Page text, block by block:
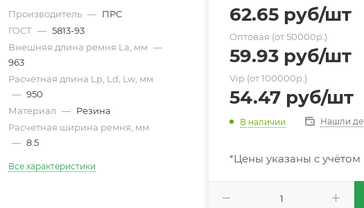
Производитель — ПРС
ГОСТ — 5813-93
Внешняя длина ремня La, мм —
963
Расчётная длина Lp, Ld, Lw, мм
— 950
Материал — Резина
Расчетная ширина ремня, мм
— 8.5
Все характеристики
62.65 руб/шт
Оптовая (от 50000р.)
59.93 руб/шт
Vip (от 100000р.)
54.47 руб/шт
В наличии Нашли
*Цены указаны с